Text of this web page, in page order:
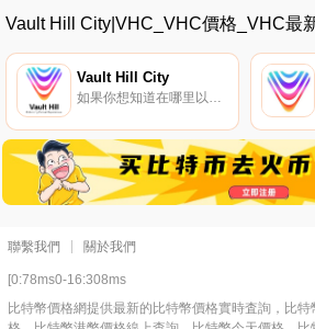
Vault Hill City|VHC_VHC價格_VHC最
Vault Hill City
聯繫我們 關於我們
[0:78ms0-16:308ms
比特幣價格網提供最新的比特幣價格實時査詢，比